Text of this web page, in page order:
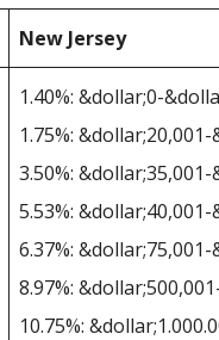
New Jersey
1.40%: &dollar;0-
1.75%:
3.50%:
5.53%:
6.37%:
8.97%:
10.75%: